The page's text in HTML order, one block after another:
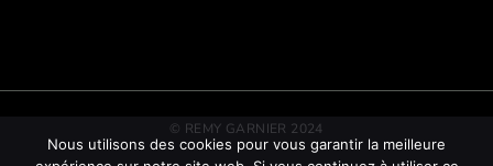
© REMY GARNIER 2024
Nous utilisons des cookies pour vous garantir la meilleure